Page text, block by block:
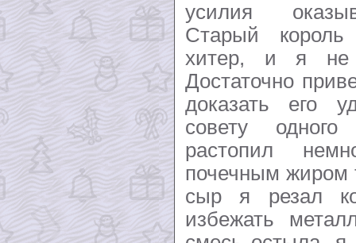
усилия
Старый
хитер, и я не
Достаточно
доказать его
совету
растопил
почечным жиром
сыр я резал
избежать